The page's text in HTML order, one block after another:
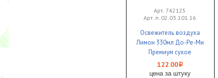
Арт. 742125
Арт. п. 02.03.101.16
Освежитель воздуха
Лимон 330мл До-Ре-Ми
Премиум сухое
распыление 1/12
122.00i
цена за штуку